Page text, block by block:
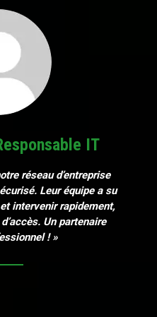
IT
réseau d’entreprise
Leur équipe a su
intervenir rapidement,
Un partenaire
! »